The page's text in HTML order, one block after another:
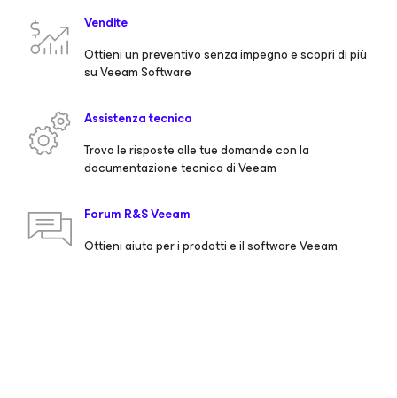
Vendite
Ottieni un preventivo senza impegno e scopri di più
su Veeam Software
Assistenza tecnica
Trova le risposte alle tue domande con la
documentazione tecnica di Veeam
Forum R&S Veeam
Ottieni aiuto per i prodotti e il software Veeam